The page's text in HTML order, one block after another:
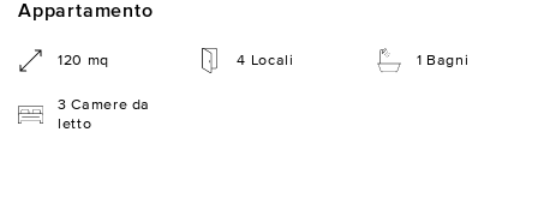
Appartamento
120 mq 4 Locali 1 Bagni
3 Camere da
letto